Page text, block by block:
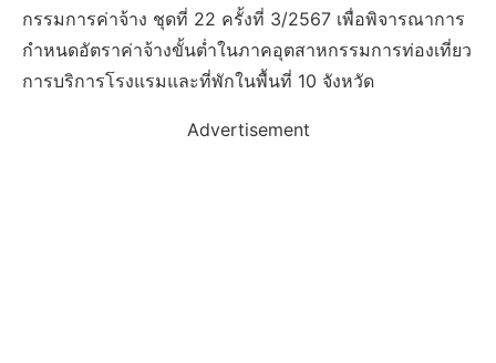
กรรมการค่าจ้าง ชุดที่ 22 ครั้งที่ 3/2567 เพื่อพิจารณาการ
กำหนดอัตราค่าจ้างขั้นต่ำในภาคอุตสาหกรรมการท่องเที่ยว
การบริการโรงแรมและที่พักในพื้นที่ 10 จังหวัด
Advertisement